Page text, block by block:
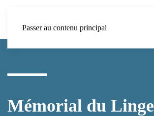
Passer au contenu principal
Mémorial du Linge